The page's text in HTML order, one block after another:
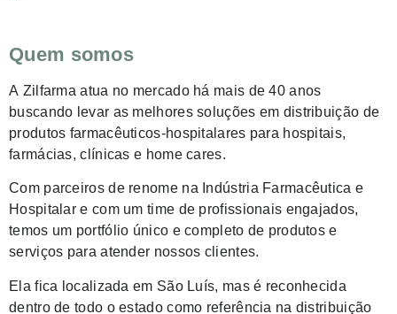
Quem somos
A Zilfarma atua no mercado há mais de 40 anos
buscando levar as melhores soluções em distribuição de
produtos farmacêuticos-hospitalares para hospitais,
farmácias, clínicas e home cares.
Com parceiros de renome na Indústria Farmacêutica e
Hospitalar e com um time de profissionais engajados,
temos um portfólio único e completo de produtos e
serviços para atender nossos clientes.
Ela fica localizada em São Luís, mas é reconhecida
dentro de todo o estado como referência na distribuição